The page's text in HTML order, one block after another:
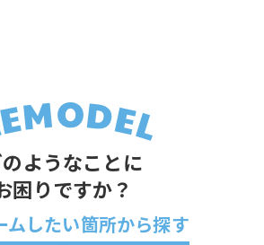
ようなことに
困りですか？
ムしたい箇所から探す